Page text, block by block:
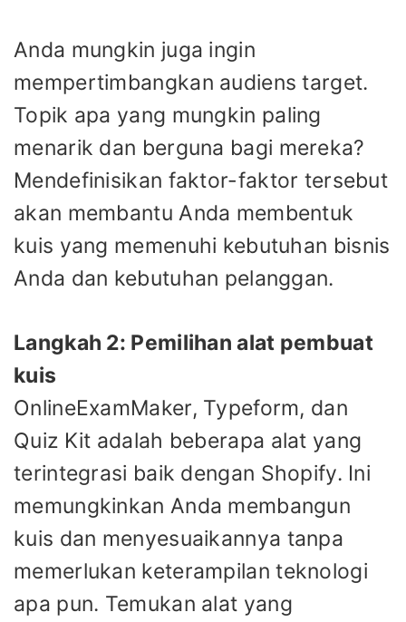
Anda mungkin juga ingin
mempertimbangkan audiens target.
Topik apa yang mungkin paling
menarik dan berguna bagi mereka?
Mendefinisikan faktor-faktor tersebut
akan membantu Anda membentuk
kuis yang memenuhi kebutuhan bisnis
Anda dan kebutuhan pelanggan.
Langkah 2: Pemilihan alat pembuat
kuis
OnlineExamMaker, Typeform, dan
Quiz Kit adalah beberapa alat yang
terintegrasi baik dengan Shopify. Ini
memungkinkan Anda membangun
kuis dan menyesuaikannya tanpa
memerlukan keterampilan teknologi
apa pun. Temukan alat yang